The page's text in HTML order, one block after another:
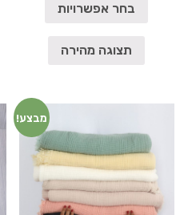
בחר אפשרויות
תצוגה מהירה
מבצע!